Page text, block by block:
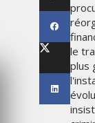
le
plus